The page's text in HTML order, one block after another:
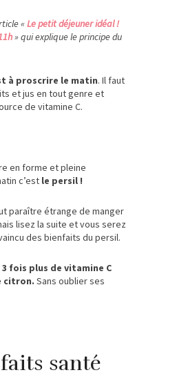
«Le petit déjeuner idéal !
» qui explique le principe du
à proscrire le matin. Il faut
et jus en tout genre et
de vitamine C.
en forme et pleine
c’est le persil !
paraître étrange de manger
lisez la suite et vous serez
des bienfaits du persil.
fois plus de vitamine C
citron. Sans oublier ses
santé